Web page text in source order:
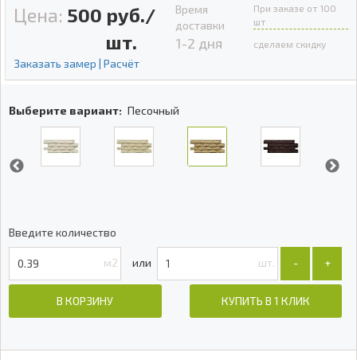
Цена: 500 руб./
шт.
Заказать замер | Расчёт
Время
доставки
1-2 дня
При заказе от 100
шт
сделаем скидку
Выберите вариант: Песочный
Введите количество
м2 шт. +
-
В КОРЗИНУ КУПИТЬ В 1 КЛИК